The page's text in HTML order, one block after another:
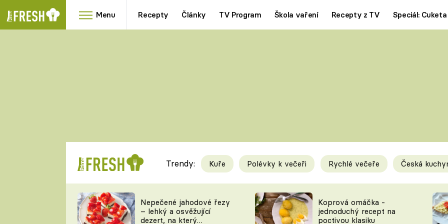
Menu Recepty Články TV Program Škola vaření Recepty z TV Speciál: Cuketa
RYCHLOVKY
Videorecepty
TEĎ VAŘÍ ŠÉF!
Tipy a triky
KAM ZA JÍDLEM
Trendy: Kuře Polévky k večeři Rychlé večeře Česká
Nepečené jahodové řezy
– lehký a osvěžující
dezert, na který
Koprová omáčka -
jednoduchý recept na
poctivou klasiku